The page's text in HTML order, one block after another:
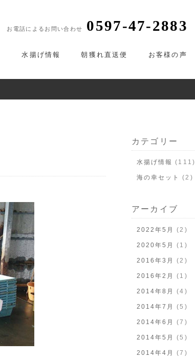
水揚げ情報 朝獲れ直送便 お客様の声
お電話によるお問い合わせ 0597-47-2883
カテゴリー
水揚げ情報 (111)
海の幸セット (2)
アーカイブ
2022年5月 (2)
2020年5月 (1)
2016年3月 (2)
2016年2月 (1)
2014年8月 (4)
2014年7月 (5)
2014年6月 (7)
2014年5月 (5)
2014年4月 (7)